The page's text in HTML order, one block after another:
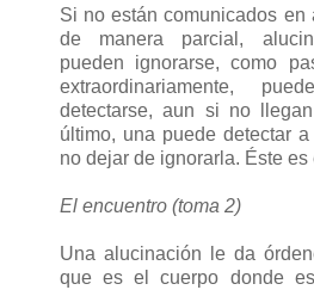
Si no están comunicados en
de manera parcial,
pueden ignorarse, como
extraordinariamente,
detectarse, aun si no
último, una puede detectar
no dejar de ignorarla. Éste es
El encuentro (toma 2)
Una alucinación le da
que es el cuerpo donde